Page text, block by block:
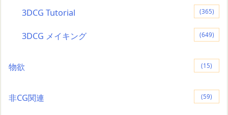
3DCG Tutorial (365)
3DCG メイキング (649)
物欲 (15)
非CG関連 (59)